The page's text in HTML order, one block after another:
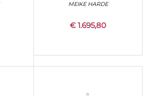
MEIKE HARDE
€ 1.695,80